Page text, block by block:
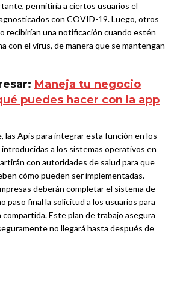
permitiría a ciertos usuarios el
con COVID-19. Luego, otros
recibirían una notificación cuando estén
con el virus, de manera que se mantengan
Maneja tu negocio
puedes hacer con la app
las Apis para integrar esta función en los
a los sistemas operativos en
con autoridades de salud para que
cómo pueden ser implementadas.
deberán completar el sistema de
paso final la solicitud a los usuarios para
Este plan de trabajo asegura
no llegará hasta después de